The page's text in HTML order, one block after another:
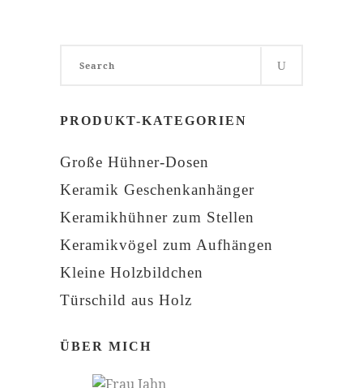
for:
PRODUKT-KATEGORIEN
Große Hühner-Dosen
Keramik Geschenkanhänger
Keramikhühner zum Stellen
Keramikvögel zum Aufhängen
Kleine Holzbildchen
Türschild aus Holz
ÜBER MICH